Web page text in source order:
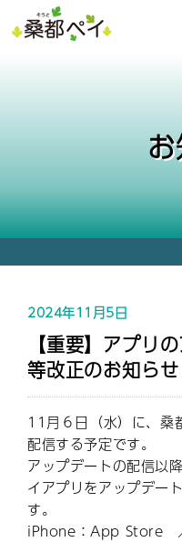
ン
プ
2024年11月5日
【重要】アプリ
等改正のお知らせ
11月６日（水）に、桑
配信する予定です。
アップデートの配信以
イアプリをアップデー
す。
iPhone：App Store